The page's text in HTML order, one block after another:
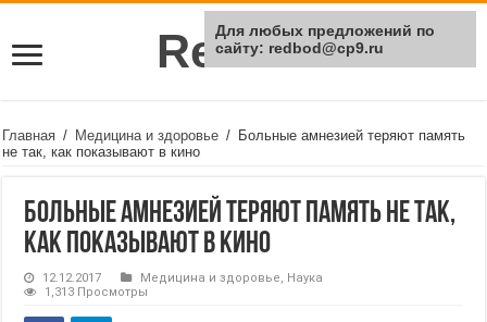
Rei Red
Главная / Медицина и здоровье / ​Больные амнезией теряют память
не так, как показывают в кино
​Больные амнезией теряют память не так,
как показывают в кино
12.12.2017 Медицина и здоровье, Наука
1,313 Просмотры
Для любых предложений по
сайту: redbod@cp9.ru